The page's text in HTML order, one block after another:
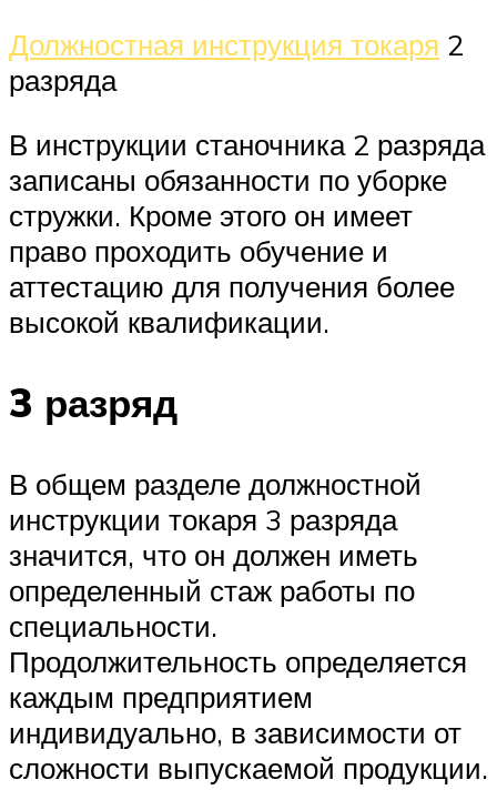
Должностная инструкция токаря 2
разряда
В инструкции станочника 2 разряда
записаны обязанности по уборке
стружки. Кроме этого он имеет
право проходить обучение и
аттестацию для получения более
высокой квалификации.
3 разряд
В общем разделе должностной
инструкции токаря 3 разряда
значится, что он должен иметь
определенный стаж работы по
специальности.
Продолжительность определяется
каждым предприятием
индивидуально, в зависимости от
сложности выпускаемой продукции.